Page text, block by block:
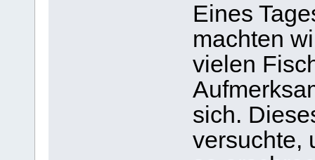
Eines
machten
vielen
sich.
versuchte,